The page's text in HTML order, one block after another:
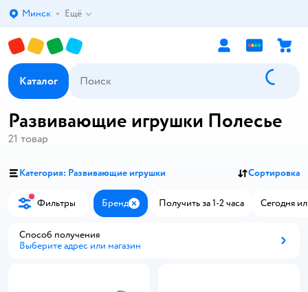
Выбор адреса доставки.
Минск Ещё
Каталог
Развивающие игрушки Полесье
21 товар
Категория: Развивающие игрушки Сортировка
Фильтры Бренд ЗакрытьПолучить за 1-2 часа Сегодня
Способ получения
Выберите адрес или магазин